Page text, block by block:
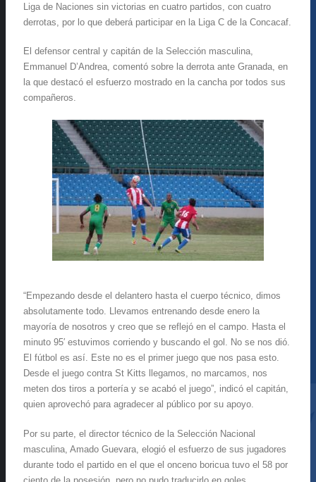
Liga de Naciones sin victorias en cuatro partidos, con cuatro
derrotas, por lo que deberá participar en la Liga C de la Concacaf.
El defensor central y capitán de la Selección masculina,
Emmanuel D’Andrea, comentó sobre la derrota ante Granada, en
la que destacó el esfuerzo mostrado en la cancha por todos sus
compañeros.
“Empezando desde el delantero hasta el cuerpo técnico, dimos
absolutamente todo. Llevamos entrenando desde enero la
mayoría de nosotros y creo que se reflejó en el campo. Hasta el
minuto 95′ estuvimos corriendo y buscando el gol. No se nos dió.
El fútbol es así. Este no es el primer juego que nos pasa esto.
Desde el juego contra St Kitts llegamos, no marcamos, nos
meten dos tiros a portería y se acabó el juego”, indicó el capitán,
quien aprovechó para agradecer al público por su apoyo.
Por su parte, el director técnico de la Selección Nacional
masculina, Amado Guevara, elogió el esfuerzo de sus jugadores
durante todo el partido en el que el onceno boricua tuvo el 58 por